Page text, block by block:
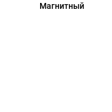
Магнитный